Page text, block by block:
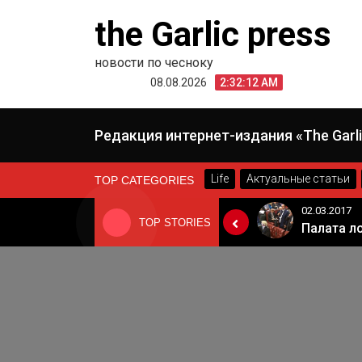
the Garlic press
новости по чесноку
08.08.2026 2:32:12 AM
Редакция интернет-издания «The
TOP CATEGORIES Life Актуальные статьи
TOP STORIES
24.06.2019
Когда Россия разрешит полеты в Грузию. Позиция Кремля
02.03.2017